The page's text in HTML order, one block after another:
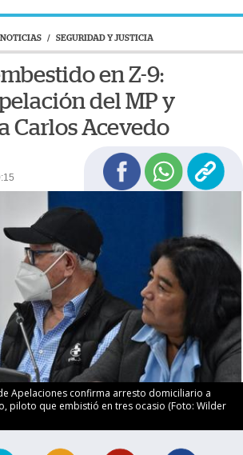
NOTICIAS / SEGURIDAD Y JUSTICIA
en Z-9:
del MP y
Carlos Acevedo
Apelaciones confirma arresto domiciliario a
piloto que embistió en tres ocasio (Foto: Wilder